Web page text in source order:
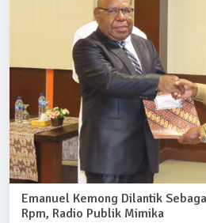
Emanuel Kemong Dilantik
Rpm, Radio Publik Mimika